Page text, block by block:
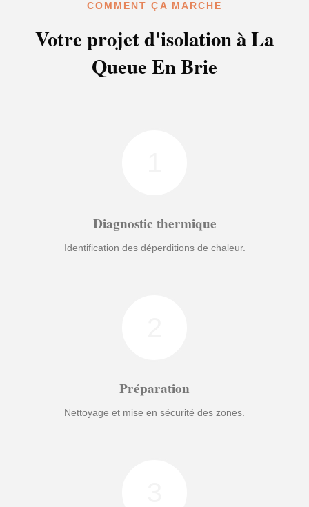
COMMENT ÇA MARCHE
Votre projet d'isolation à La
Queue En Brie
Diagnostic thermique
Identification des déperditions de chaleur.
Préparation
Nettoyage et mise en sécurité des zones.